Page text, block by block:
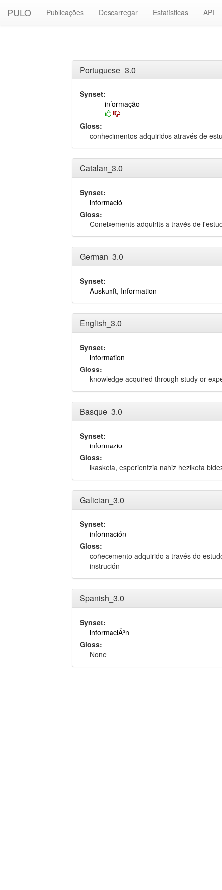
PULO Publicações Descarregar Estatísticas API
Portuguese_3.0
Synset:
informação
Gloss:
conhecimentos adquiridos através de
Catalan_3.0
Synset:
informació
Gloss:
Coneixements adquirits a través de
German_3.0
Synset:
Auskunft, Information
English_3.0
Synset:
information
Gloss:
knowledge acquired through study or
Basque_3.0
Synset:
informazio
Gloss:
ikasketa, esperientzia nahiz heziketa
Galician_3.0
Synset:
información
Gloss:
coñecemento adquirido a través do
instrución
Spanish_3.0
Synset:
informaciÃ³n
Gloss:
None